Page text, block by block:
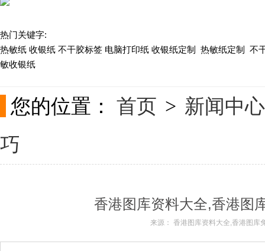
关于现速
联系我们
热门关键字:
热敏纸 收银纸 不干胶标签 电脑打印纸 收银纸定制 热敏纸定制 不
敏收银纸
您的位置： 首页 > 新闻中心
巧
香港图库资料大全,香港图
来源： 香港图库资料大全,香港图库